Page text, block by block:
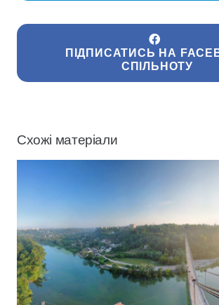
ПІДПИСАТИСЬ НА
СПІЛЬНОТУ
Схожі матеріали